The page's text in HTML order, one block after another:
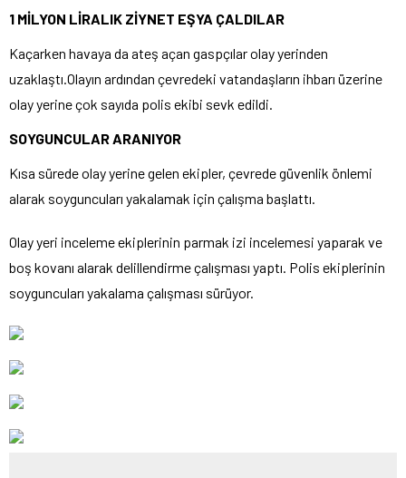
1 MİLYON LİRALIK ZİYNET EŞYA ÇALDILAR
Kaçarken havaya da ateş açan gaspçılar olay yerinden
uzaklaştı.Olayın ardından çevredeki vatandaşların ihbarı üzerine
olay yerine çok sayıda polis ekibi sevk edildi.
SOYGUNCULAR ARANIYOR
Kısa sürede olay yerine gelen ekipler, çevrede güvenlik önlemi
alarak soyguncuları yakalamak için çalışma başlattı.
Olay yeri inceleme ekiplerinin parmak izi incelemesi yaparak ve
boş kovanı alarak delillendirme çalışması yaptı. Polis ekiplerinin
soyguncuları yakalama çalışması sürüyor.